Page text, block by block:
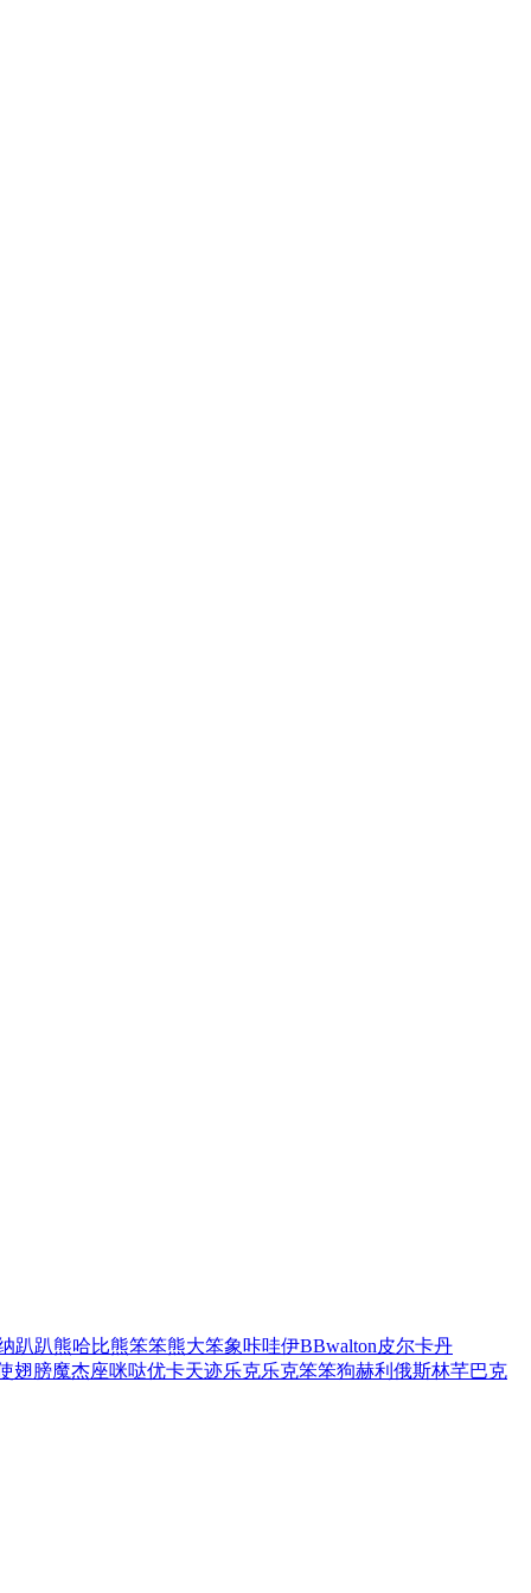
趴趴熊哈比熊笨笨熊大笨象咔哇伊BBwalton皮尔卡丹
翅膀魔杰座咪哒优卡天迹乐克乐克笨笨狗赫利俄斯林芊巴克